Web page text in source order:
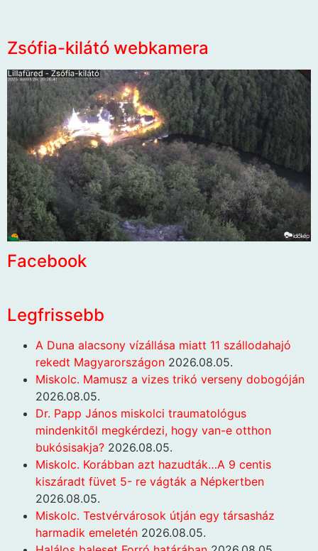
Zsófia-kilátó webkamera
Facebook
Legfrissebb
A Duna alacsony vízállása miatt 11 szállodahajó
rekedt Magyarországon 2026.08.05.
Miskolc. Mamusz a vizes trikó verseny dobogóján
2026.08.05.
Dr. Papp János miskolci traumatológus
mindenkitől megkérdezi, hogy van-e otthon
bukósisakja? 2026.08.05.
Miskolc. Korábban azt hazudták…A 9 centis
kiszáradt füvet 5- re vágták a Népkertben
2026.08.05.
Miskolc. Testvérvárosok útján egy társasház
harmadik emeletén 2026.08.05.